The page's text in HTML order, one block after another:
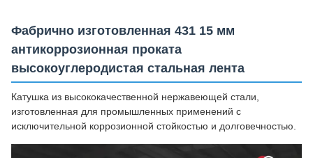
Фабрично изготовленная 431 15 мм
антикоррозионная проката
высокоуглеродистая стальная лента
Катушка из высококачественной нержавеющей стали,
изготовленная для промышленных применений с
исключительной коррозионной стойкостью и долговечностью.